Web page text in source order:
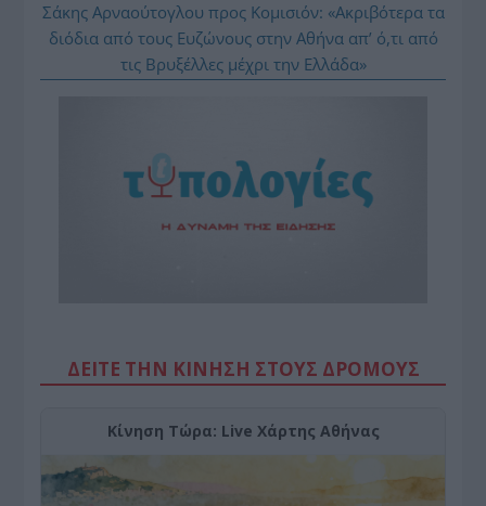
Σάκης Αρναούτογλου προς Κομισιόν: «Ακριβότερα τα
διόδια από τους Ευζώνους στην Αθήνα απ’ ό,τι από
τις Βρυξέλλες μέχρι την Ελλάδα»
ΔΕΙΤΕ ΤΗΝ ΚΙΝΗΣΗ ΣΤΟΥΣ ΔΡΌΜΟΥΣ
Κίνηση Τώρα: Live Χάρτης Αθήνας